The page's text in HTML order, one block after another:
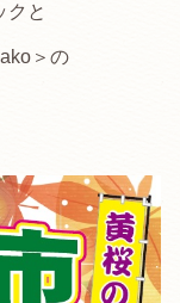
クと
＞の